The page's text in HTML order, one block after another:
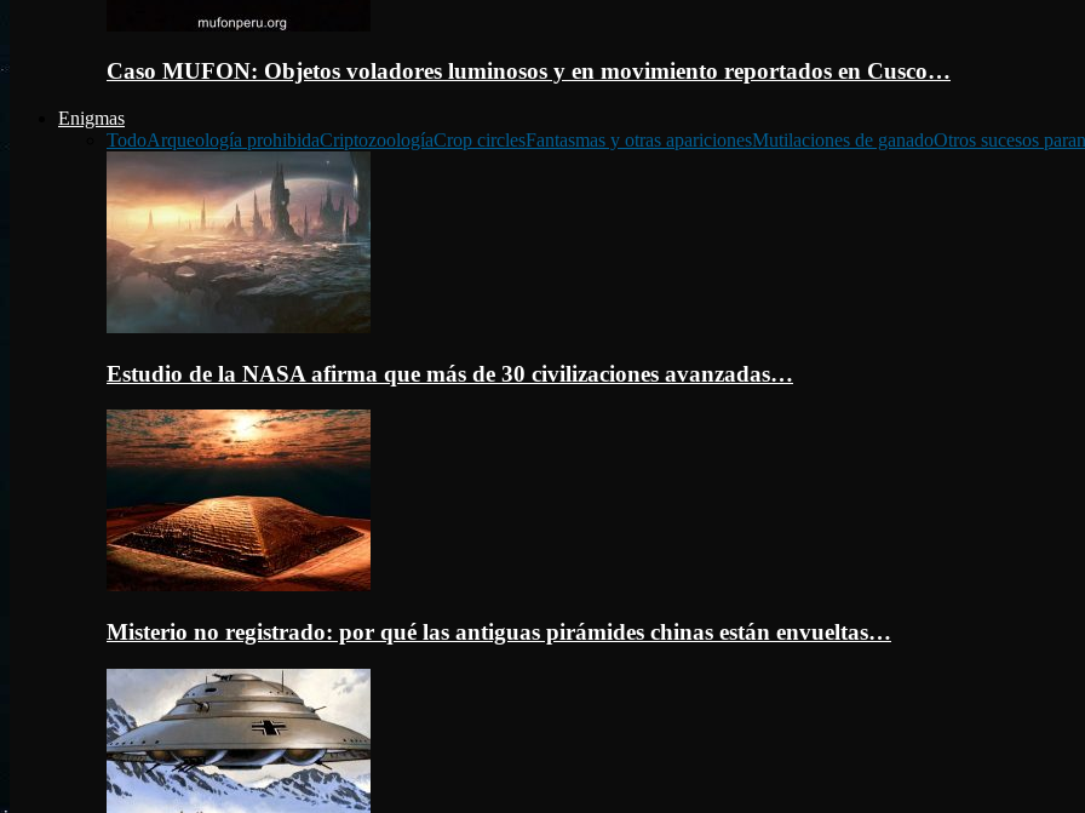
Caso MUFON: Objetos voladores luminosos y en movimiento reportados en Cusco…
Enigmas
TodoArqueología prohibidaCriptozoologíaCrop circlesFantasmas y otras aparicionesMutilaciones de ganadoOtros sucesos
Estudio de la NASA afirma que más de 30 civilizaciones avanzadas…
Misterio no registrado: por qué las antiguas pirámides chinas están envueltas…